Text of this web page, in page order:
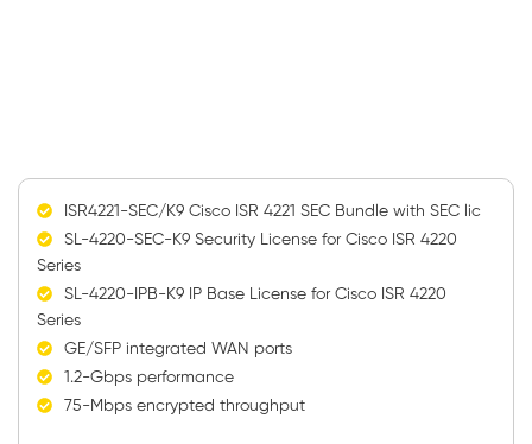
ISR4221-SEC/K9 Cisco ISR 4221 SEC Bundle with SEC lic
SL-4220-SEC-K9 Security License for Cisco ISR 4220
Series
SL-4220-IPB-K9 IP Base License for Cisco ISR 4220
Series
GE/SFP integrated WAN ports
1.2-Gbps performance
75-Mbps encrypted throughput